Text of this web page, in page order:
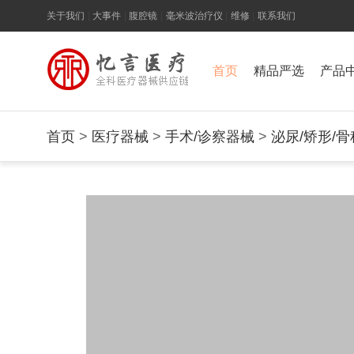
关于我们 大事件 腹腔镜 毫米波治疗仪 维修 联系我们
首页 精品严选 产品
首页 > 医疗器械 > 手术/诊察器械 > 泌尿/矫形/骨